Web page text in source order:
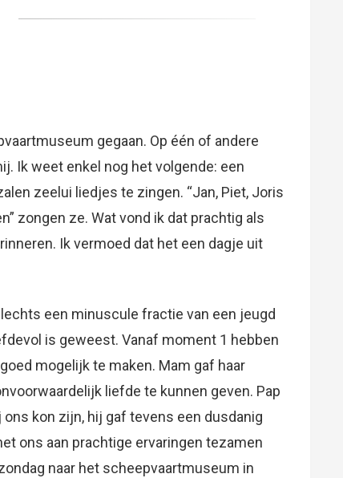
gegaan. Op één of andere
Ik weet enkel nog het volgende: een
zeelui liedjes te zingen. “Jan, Piet, Joris
zongen ze. Wat vond ik dat prachtig als
Ik vermoed dat het een dagje uit
een minuscule fractie van een jeugd
is geweest. Vanaf moment 1 hebben
mogelijk te maken. Mam gaf haar
liefde te kunnen geven. Pap
kon zijn, hij gaf tevens een dusdanig
ons aan prachtige ervaringen tezamen
naar het scheepvaartmuseum in